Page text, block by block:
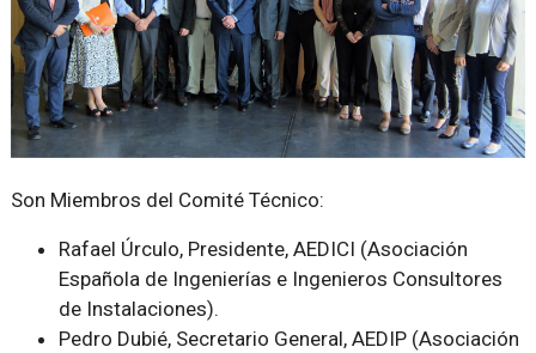
Son Miembros del Comité Técnico:
Rafael Úrculo, Presidente, AEDICI (Asociación
Española de Ingenierías e Ingenieros Consultores
de Instalaciones).
Pedro Dubié, Secretario General, AEDIP (Asociación